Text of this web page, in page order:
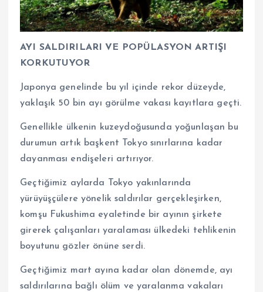
AYI SALDIRILARI VE POPÜLASYON ARTIŞI
KORKUTUYOR
Japonya genelinde bu yıl içinde rekor düzeyde,
yaklaşık 50 bin ayı görülme vakası kayıtlara geçti.
Genellikle ülkenin kuzeydoğusunda yoğunlaşan bu
durumun artık başkent Tokyo sınırlarına kadar
dayanması endişeleri artırıyor.
Geçtiğimiz aylarda Tokyo yakınlarında
yürüyüşçülere yönelik saldırılar gerçekleşirken,
komşu Fukushima eyaletinde bir ayının şirkete
girerek çalışanları yaralaması ülkedeki tehlikenin
boyutunu gözler önüne serdi.
Geçtiğimiz mart ayına kadar olan dönemde, ayı
saldırılarına bağlı ölüm ve yaralanma vakaları